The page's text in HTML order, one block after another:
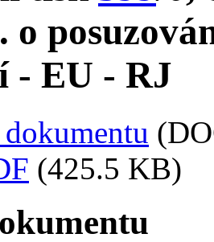
o
- EU - RJ
(425.5 KB)